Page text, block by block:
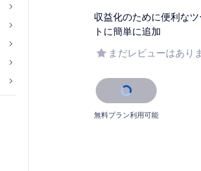
収益化のために便利な
トに簡単に追加
まだレビューはあり
無料プラン利用可能